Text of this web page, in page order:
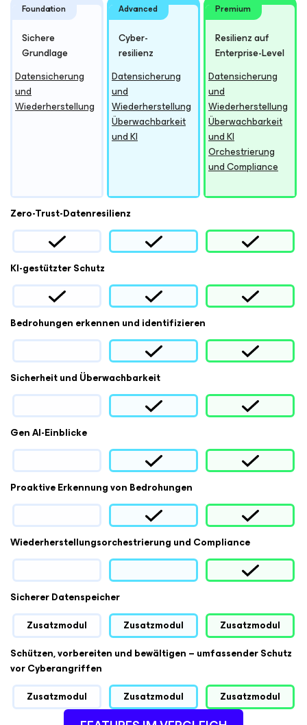
Foundation
Sichere
Grundlage
Advanced
Cyber-
resilienz
Premium
Resilienz auf
Enterprise-Level
Datensicherung
und
Wiederherstellung
Datensicherung
und
Wiederherstellung
Überwachbarkeit
und KI
Datensicherung
und
Wiederherstellung
Überwachbarkeit
und KI
Orchestrierung
und Compliance
Zero-Trust-Datenresilienz
KI-gestützter Schutz
Bedrohungen erkennen und identifizieren
Sicherheit und Überwachbarkeit
Gen AI-Einblicke
Proaktive Erkennung von Bedrohungen
Wiederherstellungsorchestrierung und Compliance
Sicherer Datenspeicher
Zusatzmodul
Zusatzmodul
Zusatzmodul
Schützen, vorbereiten und bewältigen – umfassender Schutz
vor Cyberangriffen
Zusatzmodul
Zusatzmodul Zusatzmodul